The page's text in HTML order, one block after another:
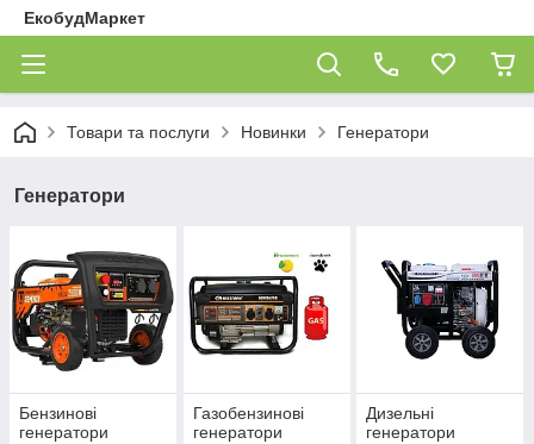
ЕкобудМаркет
Товари та послуги Новинки Генератори
Генератори
Бензинові
генератори
Газобензинові
генератори
Дизельні
генератори